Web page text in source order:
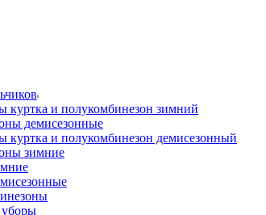
куртка и полукомбинезон зимний
демисезонные
куртка и полукомбинезон демисезонный
зимние